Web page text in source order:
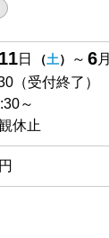
11 日 （土） ～ 6月
（受付終了）
～
休止